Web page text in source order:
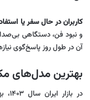
کاربران در حال سفر یا
و نبود فن، دستگاهی
آن در طول روز پاسخ‌گوی
بهترین مدل‌های
در